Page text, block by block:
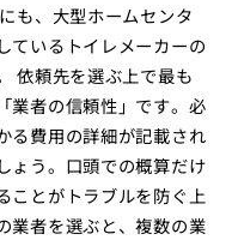
も、大型ホームセンタ
ているトイレメーカーの
依頼先を選ぶ上で最も
業者の信頼性」です。必
る費用の詳細が記載され
ょう。口頭での概算だけ
ことがトラブルを防ぐ上
業者を選ぶと、複数の業